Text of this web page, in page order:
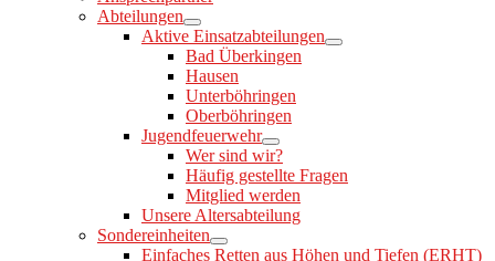
Abteilungen
Aktive Einsatzabteilungen
Bad Überkingen
Hausen
Unterböhringen
Oberböhringen
Jugendfeuerwehr
Wer sind wir?
Häufig gestellte Fragen
Mitglied werden
Unsere Altersabteilung
Sondereinheiten
Einfaches Retten aus Höhen und Tiefen (ERHT)